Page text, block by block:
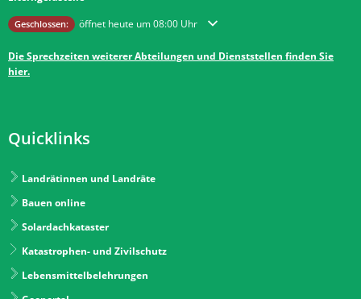
Klicken, um weitere Öffnungs- oder Schließzeiten auszublenden
Geschlossen: öffnet heute um 08:00 Uhr
Die Sprechzeiten weiterer Abteilungen und Dienststellen finden Sie
hier.
Quicklinks
Landrätinnen und Landräte
Bauen online
Solardachkataster
Katastrophen- und Zivilschutz
Lebensmittelbelehrungen